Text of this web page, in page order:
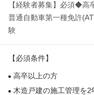
【経験者募集】必須◆
普通自動車第一種免許
験
【必須条件】
高卒以上の方
木造戸建の施工管理を